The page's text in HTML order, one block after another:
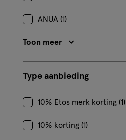
ANUA (1)
Toon meer
Type aanbieding
10% Etos merk korting (1)
10% korting (1)